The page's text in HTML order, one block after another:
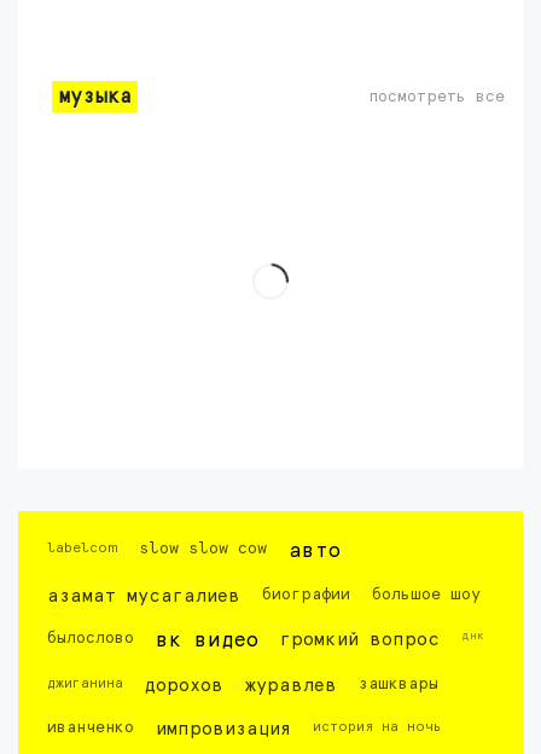
музыка посмотреть все
labelcom slow slow cow авто
азамат мусагалиев биографии большое шоу
былослово вк видео громкий вопрос днк
джиганина дорохов журавлев зашквары
иванченко импровизация история на ночь